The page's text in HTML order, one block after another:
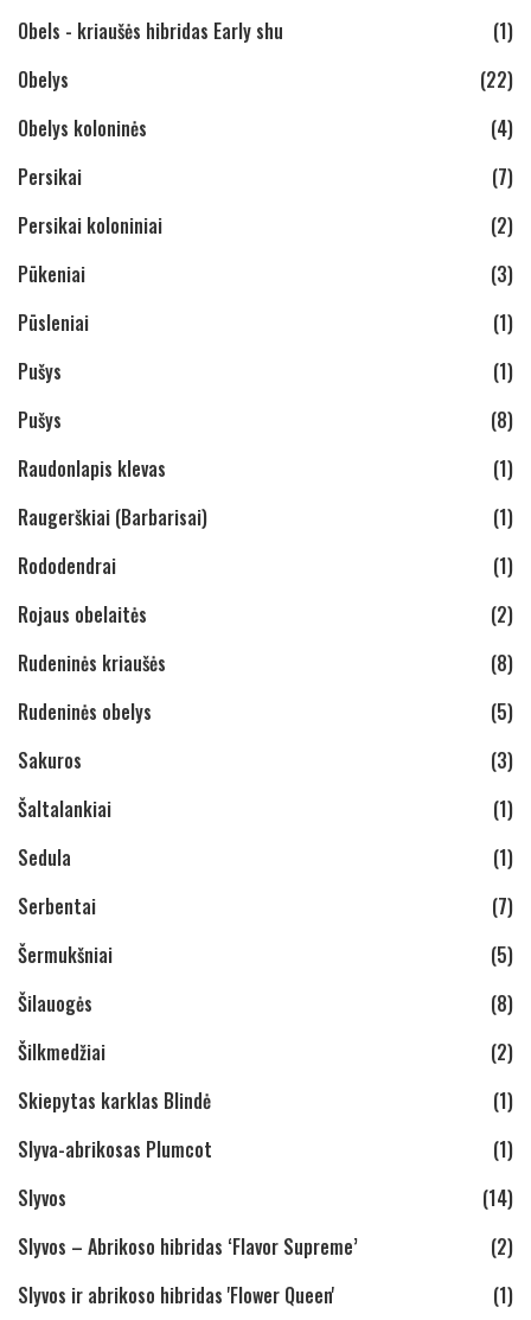
Obels - kriaušės hibridas Early shu
(1)
Obelys
(22)
Obelys koloninės
(4)
Persikai
(7)
Persikai koloniniai
(2)
Pūkeniai
(3)
Pūsleniai
(1)
Pušys
(1)
Pušys
(8)
Raudonlapis klevas
(1)
Raugerškiai (Barbarisai)
(1)
Rododendrai
(1)
Rojaus obelaitės
(2)
Rudeninės kriaušės
(8)
Rudeninės obelys
(5)
Sakuros
(3)
Šaltalankiai
(1)
Sedula
(1)
Serbentai
(7)
Šermukšniai
(5)
Šilauogės
(8)
Šilkmedžiai
(2)
Skiepytas karklas Blindė
(1)
Slyva-abrikosas Plumcot
(1)
Slyvos
(14)
Slyvos – Abrikoso hibridas ‘Flavor Supreme’
(2)
Slyvos ir abrikoso hibridas 'Flower Queen'
(1)